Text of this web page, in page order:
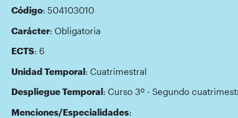
Código: 504103010
Carácter: Obligatoria
ECTS: 6
Unidad Temporal: Cuatrimestral
Despliegue Temporal: Curso 3º - Segundo
Menciones/Especialidades: